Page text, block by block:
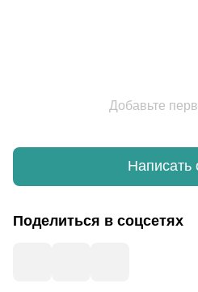
Добавьте
Написать
Поделиться в соцсетях